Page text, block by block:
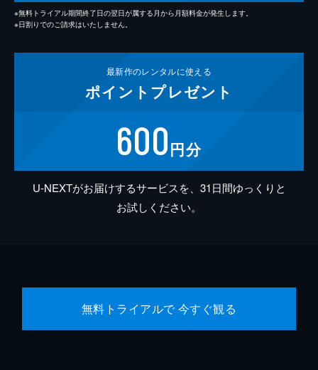
※無料トライアル期間終了日の翌日が属する月から月額料金が発生します。
※日割りでのご請求はいたしません。
最新作のレンタルに使える
ポイント プレゼント
600円分
U-NEXTがお届けするサービスを、31日間ゆっくりと
お試しください。
無料トライアルで 今すぐ観る